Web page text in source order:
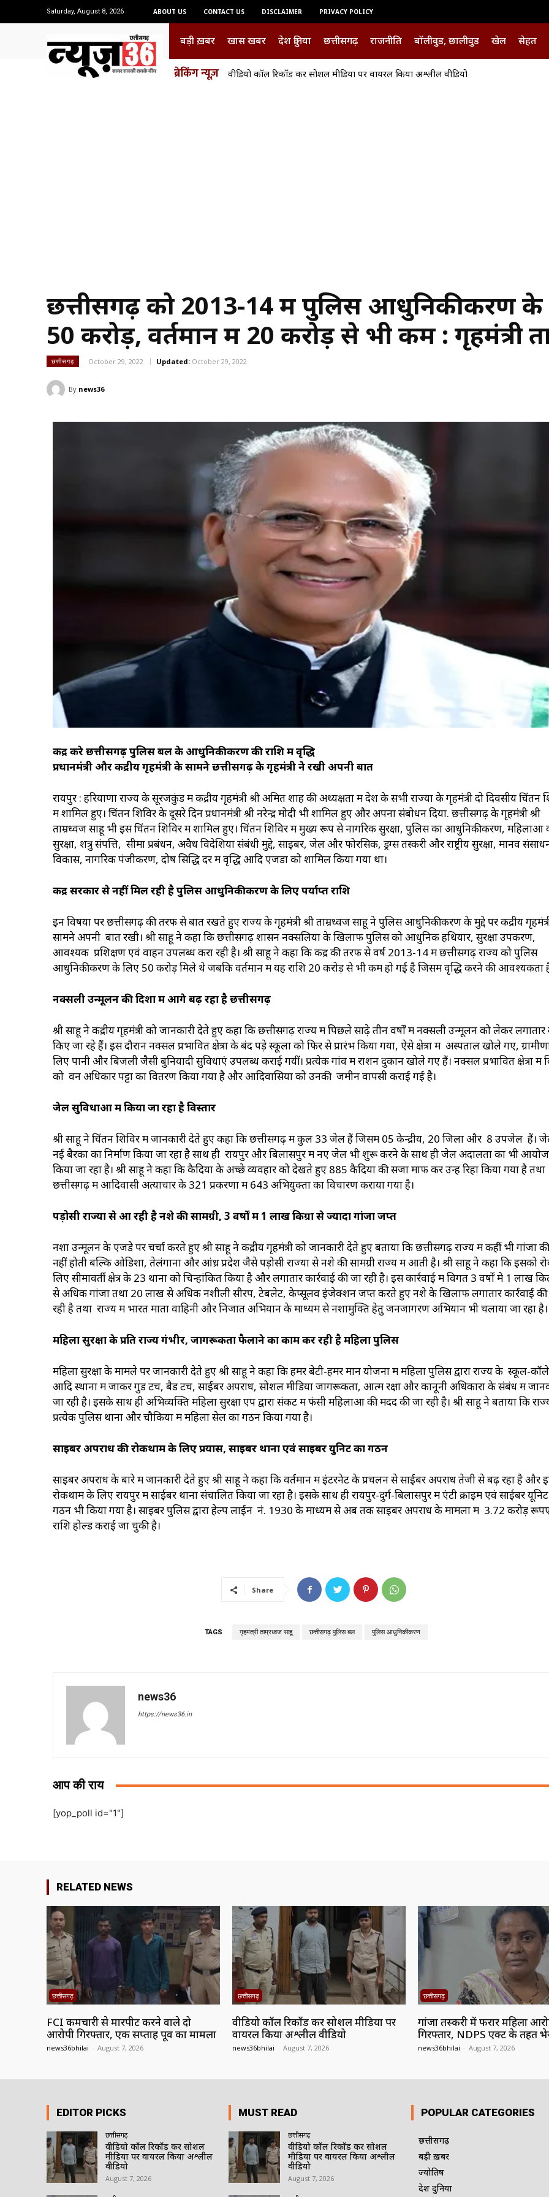
Saturday, August 8, 2026 ABOUT US CONTACT US DISCLAIMER PRIVACY POLICY
बड़ी ख़बर खास खबर देश दुनिया छत्तीसगढ़ राजनीति बॉलीवुड, छालीवुड खेल सेहत
ब्रेकिंग न्यूज़ वीडियो कॉल रिकॉर्ड कर सोशल मीडिया पर वायरल किया अश्लील वीडियो
छत्तीसगढ़ को 2013-14 में पुलिस आधुनिकीकरण के
50 करोड़, वर्तमान में 20 करोड़ से भी कम : गृहमंत्री
छत्तीसगढ़ October 29, 2022 Updated: October 29, 2022
By news36
केंद्र करे छत्तीसगढ़ पुलिस बल के आधुनिकीकरण की राशि में वृद्धि
प्रधानमंत्री और केंद्रीय गृहमंत्री के सामने छत्तीसगढ़ के गृहमंत्री ने रखी अपनी बात
रायपुर : हरियाणा राज्य के सूरजकुंड में केंद्रीय गृहमंत्री श्री अमित शाह की अध्यक्षता में देश के सभी राज्यों के गृहमंत्री दो दिवसीय चिंतन
में शामिल हुए। चिंतन शिविर के दूसरे दिन प्रधानमंत्री श्री नरेन्द्र मोदी भी शामिल हुए और अपना संबोधन दिया. छत्तीसगढ़ के गृहमंत्री श्री
ताम्रध्वज साहू भी इस चिंतन शिविर में शामिल हुए। चिंतन शिविर में मुख्य रूप से नागरिक सुरक्षा, पुलिस का आधुनिकीकरण, महिलाओं
सुरक्षा, शत्रु संपत्ति, सीमा प्रबंधन, अवैध विदेशियों संबंधी मुद्दे, साइबर, जेल और फोरेंसिक, ड्रग्स तस्करी और राष्ट्रीय सुरक्षा, मानव
विकास, नागरिक पंजीकरण, दोष सिद्धि दर में वृद्धि आदि एजेंडों को शामिल किया गया था।
केंद्र सरकार से नहीं मिल रही है पुलिस आधुनिकीकरण के लिए पर्याप्त राशि
इन विषयों पर छत्तीसगढ़ की तरफ से बात रखते हुए राज्य के गृहमंत्री श्री ताम्रध्वज साहू ने पुलिस आधुनिकीकरण के मुद्दे पर केंद्रीय
सामने अपनी बात रखी। श्री साहू ने कहा कि छत्तीसगढ़ शासन नक्सलियों के खिलाफ पुलिस को आधुनिक हथियार, सुरक्षा उपकरण,
आवश्यक प्रशिक्षण एवं वाहन उपलब्ध करा रही है। श्री साहू ने कहा कि केंद्र की तरफ से वर्ष 2013-14 में छत्तीसगढ़ राज्य को पुलिस
आधुनिकीकरण के लिए 50 करोड़ मिले थे जबकि वर्तमान में यह राशि 20 करोड़ से भी कम हो गई है जिसमें वृद्धि करने की आवश्यकता
नक्सली उन्मूलन की दिशा में आगे बढ़ रहा है छत्तीसगढ़
श्री साहू ने केंद्रीय गृहमंत्री को जानकारी देते हुए कहा कि छत्तीसगढ़ राज्य में पिछले साढ़े तीन वर्षों में नक्सली उन्मूलन को लेकर लगातार
किए जा रहे हैं। इस दौरान नक्सल प्रभावित क्षेत्रों के बंद पड़े स्कूलों को फिर से प्रारंभ किया गया, ऐसे क्षेत्रों में अस्पताल खोले गए,
लिए पानी और बिजली जैसी बुनियादी सुविधाएं उपलब्ध कराई गयीं। प्रत्येक गांव में राशन दुकान खोले गए हैं। नक्सल प्रभावित क्षेत्रों में
को वन अधिकार पट्टों का वितरण किया गया है और आदिवासियों को उनकी जमीन वापसी कराई गई है।
जेल सुविधाओं में किया जा रहा है विस्तार
श्री साहू ने चिंतन शिविर में जानकारी देते हुए कहा कि छत्तीसगढ़ में कुल 33 जेल हैं जिसमें 05 केन्द्रीय, 20 जिला और 8 उपजेल हैं।
नई बैरकों का निर्माण किया जा रहा है साथ ही रायपुर और बिलासपुर में नए जेल भी शुरू करने के साथ ही जेल अदालतों का भी
किया जा रहा है। श्री साहू ने कहा कि कैदियों के अच्छे व्यवहार को देखते हुए 885 कैदियों की सजा माफ कर उन्हें रिहा किया गया है तथा
छत्तीसगढ़ में आदिवासी अत्याचार के 321 प्रकरणों में 643 अभियुक्तों का विचारण कराया गया है।
पड़ोसी राज्यों से आ रही है नशे की सामग्री, 3 वर्षों में 1 लाख किग्रा से ज्यादा गांजा जप्त
नशा उन्मूलन के एजेंडे पर चर्चा करते हुए श्री साहू ने केंद्रीय गृहमंत्री को जानकारी देते हुए बताया कि छत्तीसगढ़ राज्य में कहीं भी गांजा
नहीं होती बल्कि ओडिशा, तेलंगाना और आंध्र प्रदेश जैसे पड़ोसी राज्यों से नशे की सामग्री राज्य में आती है। श्री साहू ने कहा कि इसको
लिए सीमावर्ती क्षेत्र के 23 थानों को चिन्हांकित किया है और लगातार कार्रवाई की जा रही है। इस कार्रवाई में विगत 3 वर्षों मे 1 लाख
से अधिक गांजा तथा 20 लाख से अधिक नशीली सीरप, टेबलेट, केप्सूलव इंजेक्शन जप्त करते हुए नशे के खिलाफ लगातार कार्रवाई
रही है तथा राज्य में भारत माता वाहिनी और निजात अभियान के माध्यम से नशामुक्ति हेतु जनजागरण अभियान भी चलाया जा रहा है।
महिला सुरक्षा के प्रति राज्य गंभीर, जागरूकता फैलाने का काम कर रही है महिला पुलिस
महिला सुरक्षा के मामले पर जानकारी देते हुए श्री साहू ने कहा कि हमर बेटी-हमर मान योजना में महिला पुलिस द्वारा राज्य के स्कूल-
आदि स्थानों में जाकर गुड टच, बैड टच, साईबर अपराध, सोशल मीडिया जागरूकता, आत्म रक्षा और कानूनी अधिकारों के संबंध में
जा रही है। इसके साथ ही अभिव्यक्ति महिला सुरक्षा एप द्वारा संकट में फंसी महिलाओं की मदद की जा रही है। श्री साहू ने बताया कि
प्रत्येक पुलिस थाना और चौकियों में महिला सेल का गठन किया गया है।
साइबर अपराध की रोकथाम के लिए प्रयास, साइबर थाना एवं साइबर युनिट का गठन
साइबर अपराध के बारे में जानकारी देते हुए श्री साहू ने कहा कि वर्तमान में इंटरनेट के प्रचलन से साईबर अपराध तेजी से बढ़ रहा है और
रोकथाम के लिए रायपुर में साईबर थाना संचालित किया जा रहा है। इसके साथ ही रायपुर-दुर्ग-बिलासपुर में एंटी क्राइम एवं साईबर
गठन भी किया गया है। साइबर पुलिस द्वारा हेल्प लाईन नं. 1930 के माध्यम से अब तक साइबर अपराध के मामलों में 3.72 करोड़
राशि होल्ड कराई जा चुकी है।
Share
TAGS गृहमंत्री ताम्रध्वज साहू छत्तीसगढ़ पुलिस बल पुलिस आधुनिकीकरण
news36
https://news36.in
आप की राय
[yop_poll id="1"]
RELATED NEWS
छत्तीसगढ़
FCI कर्मचारी से मारपीट करने वाले दो
आरोपी गिरफ्तार, एक सप्ताह पूर्व का मामला
news36bhilai - August 7, 2026
छत्तीसगढ़
वीडियो कॉल रिकॉर्ड कर सोशल मीडिया पर
वायरल किया अश्लील वीडियो
news36bhilai - August 7, 2026
छत्तीसगढ़
गांजा तस्करी में फरार महिला
गिरफ्तार, NDPS एक्ट के तहत
news36bhilai - August 7, 2026
EDITOR PICKS
छत्तीसगढ़
वीडियो कॉल रिकॉर्ड कर सोशल
मीडिया पर वायरल किया अश्लील
वीडियो
August 7, 2026
MUST READ
छत्तीसगढ़
वीडियो कॉल रिकॉर्ड कर सोशल
मीडिया पर वायरल किया अश्लील
वीडियो
August 7, 2026
POPULAR CATEGORIES
छत्तीसगढ़
बड़ी ख़बर
ज्योतिष
देश दुनिया